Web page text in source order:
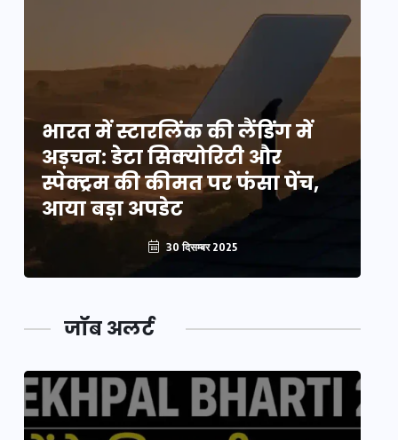
भारत में स्टारलिंक की लैंडिंग में
अड़चन: डेटा सिक्योरिटी और
स्पेक्ट्रम की कीमत पर फंसा पेंच,
आया बड़ा अपडेट
30 दिसम्बर 2025
जॉब अलर्ट